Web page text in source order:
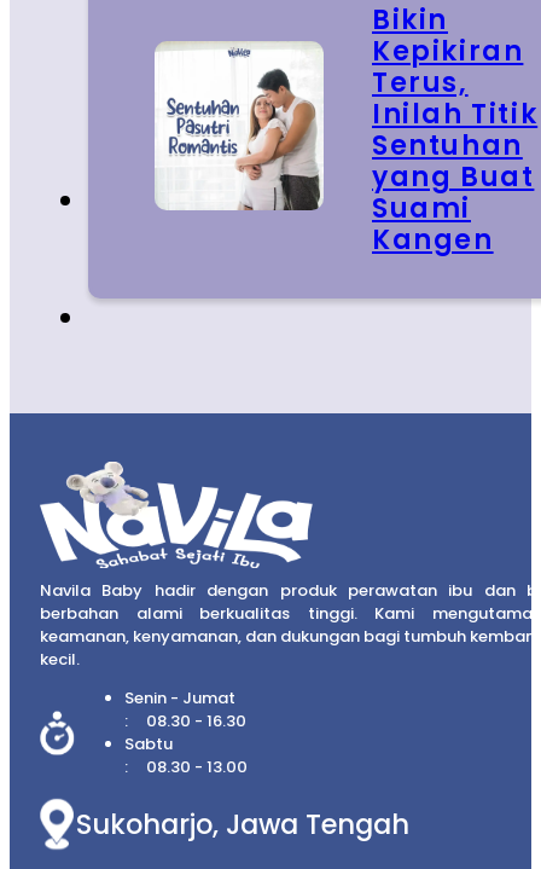
Bikin
Kepikiran
Terus,
Inilah Titik
Sentuhan
yang Buat
Suami
Kangen
Navila Baby hadir dengan produk perawatan ibu dan
berbahan alami berkualitas tinggi. Kami
keamanan, kenyamanan, dan dukungan bagi tumbuh
kecil.
Senin - Jumat
08.30 - 16.30
Sabtu
08.30 - 13.00
Sukoharjo, Jawa Tengah